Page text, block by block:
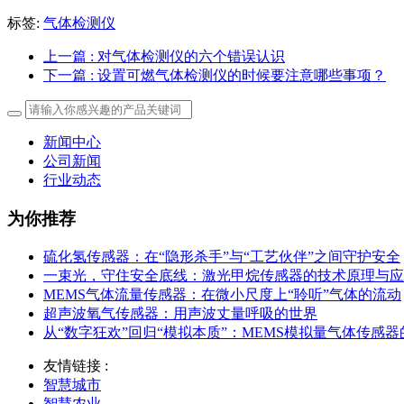
标签: 气体检测仪
上一篇 : 对气体检测仪的六个错误认识
下一篇 : 设置可燃气体检测仪的时候要注意哪些事项？
新闻中心
公司新闻
行业动态
为你推荐
硫化氢传感器：在“隐形杀手”与“工艺伙伴”之间守护安全
一束光，守住安全底线：激光甲烷传感器的技术原理与应
MEMS气体流量传感器：在微小尺度上“聆听”气体的流动
超声波氧气传感器：用声波丈量呼吸的世界
从“数字狂欢”回归“模拟本质”：MEMS模拟量气体传感
友情链接 :
智慧城市